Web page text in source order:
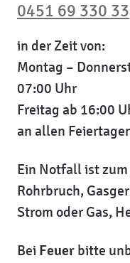
0451 69 330 33
in der Zeit von:
Montag –
07:00 Uhr
Freitag ab 16:00
an allen
Ein Notfall ist
Rohrbruch,
Strom oder Gas,
Bei Feuer bitte